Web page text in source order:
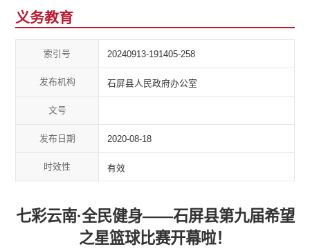
义务教育
索引号 20240913-191405-258
发布机构 石屏县人民政府办公室
文号
发布日期 2020-08-18
时效性 有效
七彩云南·全民健身——石屏县第九届希望
之星篮球比赛开幕啦！